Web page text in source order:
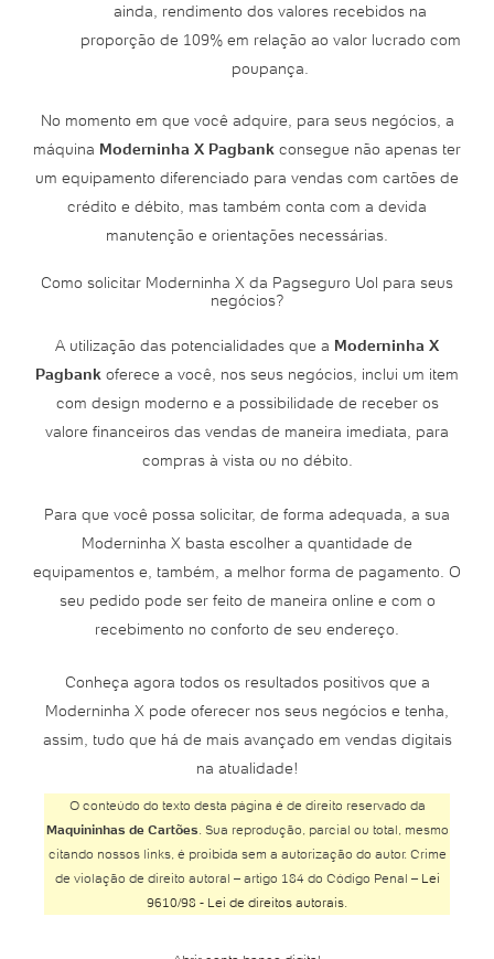
ainda, rendimento dos valores recebidos na
proporção de 109% em relação ao valor lucrado com
poupança.
No momento em que você adquire, para seus negócios, a
máquina Moderninha X Pagbank consegue não apenas ter
um equipamento diferenciado para vendas com cartões de
crédito e débito, mas também conta com a devida
manutenção e orientações necessárias.
Como solicitar Moderninha X da Pagseguro Uol para seus
negócios?
A utilização das potencialidades que a Moderninha X
Pagbank oferece a você, nos seus negócios, inclui um item
com design moderno e a possibilidade de receber os
valore financeiros das vendas de maneira imediata, para
compras à vista ou no débito.
Para que você possa solicitar, de forma adequada, a sua
Moderninha X basta escolher a quantidade de
equipamentos e, também, a melhor forma de pagamento. O
seu pedido pode ser feito de maneira online e com o
recebimento no conforto de seu endereço.
Conheça agora todos os resultados positivos que a
Moderninha X pode oferecer nos seus negócios e tenha,
assim, tudo que há de mais avançado em vendas digitais
na atualidade!
O conteúdo do texto desta página é de direito reservado da
Maquininhas de Cartões. Sua reprodução, parcial ou total, mesmo
citando nossos links, é proibida sem a autorização do autor. Crime
de violação de direito autoral – artigo 184 do Código Penal – Lei
9610/98 - Lei de direitos autorais.